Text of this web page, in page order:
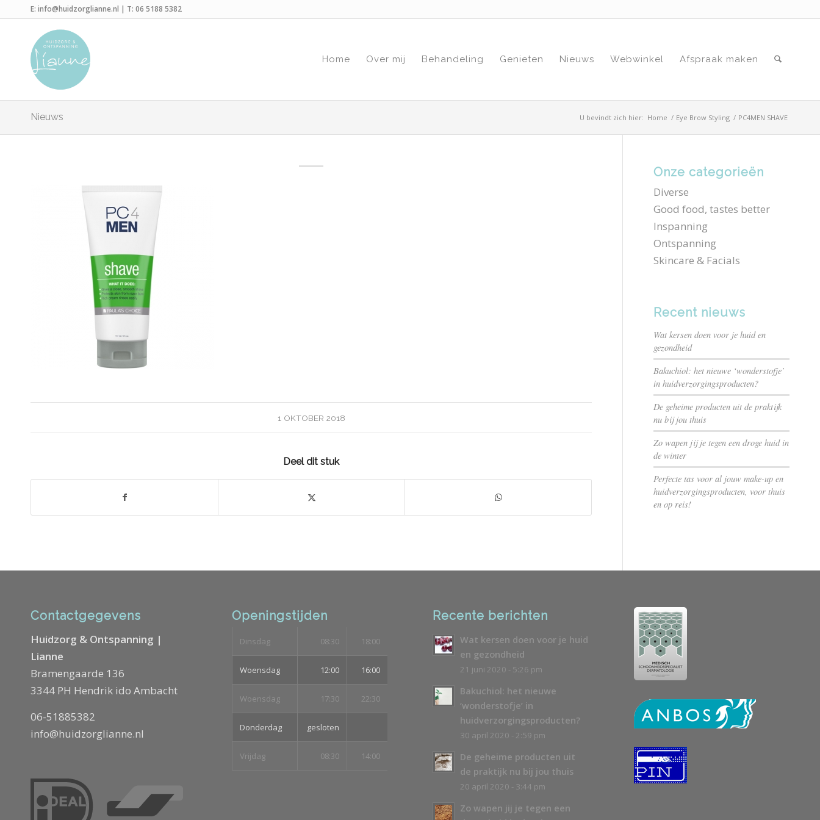
E: info@huidzorglianne.nl | T: 06 5188 5382
Home Over mij Behandeling Genieten Nieuws Webwinkel Afspraak maken
Nieuws U bevindt zich hier: Home / Eye Brow Styling / PC4MEN SHAVE
1 OKTOBER 2018
Deel dit stuk
Onze categorieën
Diverse
Good food, tastes better
Inspanning
Ontspanning
Skincare & Facials
Recent nieuws
Wat kersen doen voor je huid en
gezondheid
Bakuchiol: het nieuwe ‘wonderstofje’
in huidverzorgingsproducten?
De geheime producten uit de praktijk
nu bij jou thuis
Zo wapen jij je tegen een droge huid in
de winter
Perfecte tas voor al jouw make-up en
huidverzorgingsproducten, voor thuis
en op reis!
Contactgegevens
Huidzorg & Ontspanning |
Lianne
Bramengaarde 136
3344 PH Hendrik ido Ambacht
06-51885382
info@huidzorglianne.nl
Openingstijden
Dinsdag 08:30 18:00
Woensdag 12:00 16:00
Woensdag 17:30 22:30
Donderdag gesloten
Vrijdag 08:30 14:00
Recente berichten
Wat kersen doen voor je huid
en gezondheid
21 juni 2020 - 5:26 pm
Bakuchiol: het nieuwe
‘wonderstofje’ in
huidverzorgingsproducten?
30 april 2020 - 2:59 pm
De geheime producten uit
de praktijk nu bij jou thuis
20 april 2020 - 3:44 pm
Zo wapen jij je tegen een